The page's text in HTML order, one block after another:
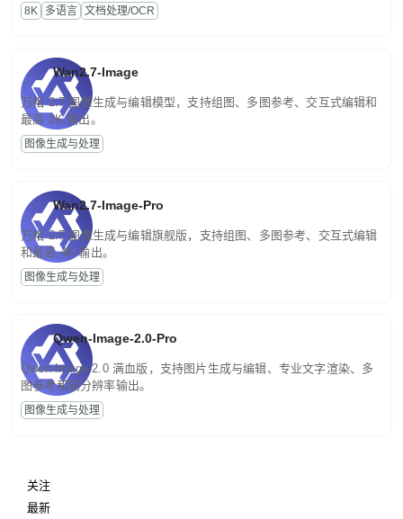
为便于存储、检索和二次处理的结构化结果。
8K 多语言 文档处理/OCR
Wan2.7-Image
万相 2.7 图像生成与编辑模型，支持组图、多图参考、交互式编辑和
最高 2K 输出。
图像生成与处理
Wan2.7-Image-Pro
万相 2.7 图像生成与编辑旗舰版，支持组图、多图参考、交互式编辑
和最高 4K 输出。
图像生成与处理
Qwen-Image-2.0-Pro
Qwen-Image-2.0 满血版，支持图片生成与编辑、专业文字渲染、多
图参考和高分辨率输出。
图像生成与处理
关注
最新